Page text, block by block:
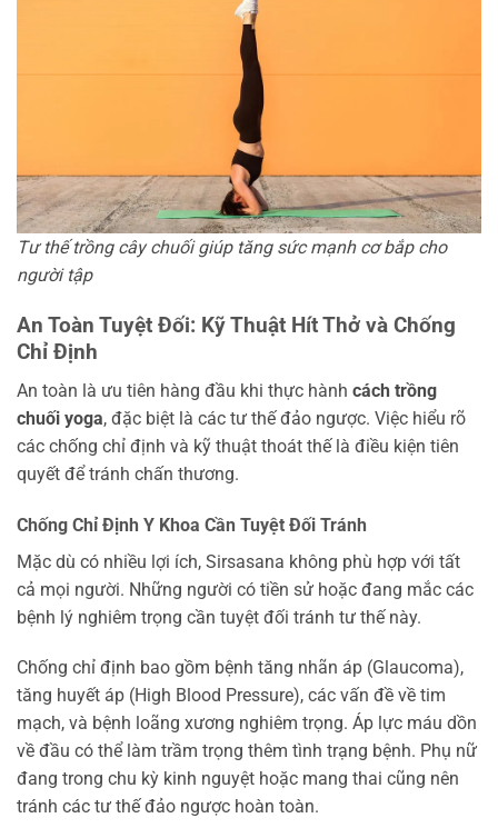
Tư thế trồng cây chuối giúp tăng sức mạnh cơ bắp cho
người tập
An Toàn Tuyệt Đối: Kỹ Thuật Hít Thở và Chống
Chỉ Định
An toàn là ưu tiên hàng đầu khi thực hành cách trồng
chuối yoga, đặc biệt là các tư thế đảo ngược. Việc hiểu rõ
các chống chỉ định và kỹ thuật thoát thế là điều kiện tiên
quyết để tránh chấn thương.
Chống Chỉ Định Y Khoa Cần Tuyệt Đối Tránh
Mặc dù có nhiều lợi ích, Sirsasana không phù hợp với tất
cả mọi người. Những người có tiền sử hoặc đang mắc các
bệnh lý nghiêm trọng cần tuyệt đối tránh tư thế này.
Chống chỉ định bao gồm bệnh tăng nhãn áp (Glaucoma),
tăng huyết áp (High Blood Pressure), các vấn đề về tim
mạch, và bệnh loãng xương nghiêm trọng. Áp lực máu dồn
về đầu có thể làm trầm trọng thêm tình trạng bệnh. Phụ nữ
đang trong chu kỳ kinh nguyệt hoặc mang thai cũng nên
tránh các tư thế đảo ngược hoàn toàn.